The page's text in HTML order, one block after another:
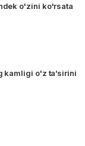
o'zini ko'rsata
kamligi o'z ta’sirini